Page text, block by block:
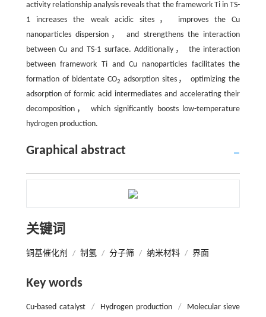
activity relationship analysis reveals that the framework Ti in TS-
1 increases the weak acidic sites， improves the Cu
nanoparticles dispersion， and strengthens the interaction
between Cu and TS-1 surface. Additionally， the interaction
between framework Ti and Cu nanoparticles facilitates the
formation of bidentate CO2 adsorption sites， optimizing the
adsorption of formic acid intermediates and accelerating their
decomposition， which significantly boosts low-temperature
hydrogen production.
Graphical abstract
关键词
铜基催化剂 / 制氢 / 分子筛 / 纳米材料 / 界面
Key words
Cu-based catalyst / Hydrogen production /
Molecular sieve